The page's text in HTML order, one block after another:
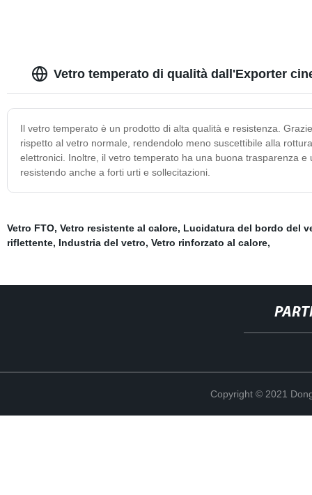
Vetro temperato di qualità dall'Exporter
Il vetro temperato è un prodotto di alta qualità e resistenza.
rispetto al vetro normale, rendendolo meno suscettibile alla
elettronici. Inoltre, il vetro temperato ha una buona trasparenza
resistendo anche a forti urti e sollecitazioni.
Vetro FTO, Vetro resistente al calore, Lucidatura del bordo del
riflettente, Industria del vetro, Vetro rinforzato al calore,
Copyright © 2021